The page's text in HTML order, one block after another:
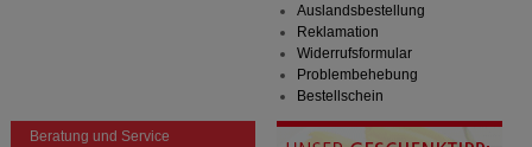
Auslandsbestellung
Reklamation
Widerrufsformular
Problembehebung
Bestellschein
Beratung und Service